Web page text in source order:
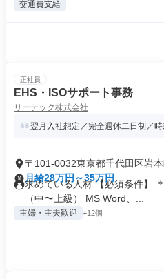
交通費支給
正社員
EHS・ISOサポート事務
リーテック株式会社
翌月入社想定／完全週休二日制／
〒101-0032東京都千代田区岩
月給28万円～35万円
求めている人材 【必須条件】
（中〜上級） MS Word、...
主婦・主夫歓迎 +12個